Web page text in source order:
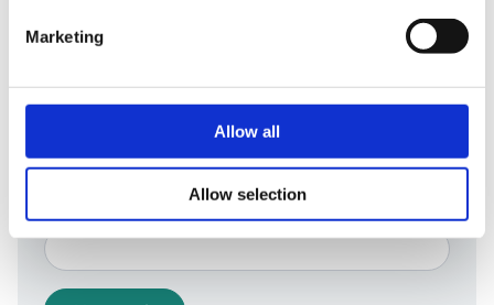
Marketing
Allow all
Allow selection
Reisinspiratie, tips en exclusieve updates: schrijf je
in voor onze nieuwsbrief.
Voornaam*
E-mail*